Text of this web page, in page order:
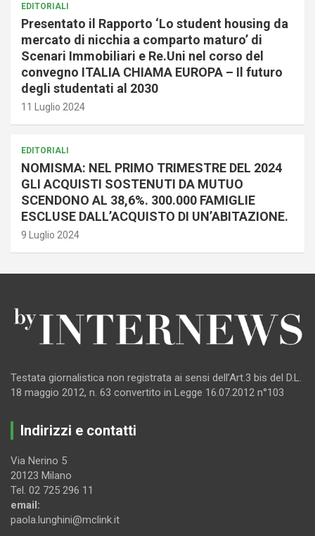
EDITORIALI
Presentato il Rapporto ‘Lo student housing da
mercato di nicchia a comparto maturo’ di
Scenari Immobiliari e Re.Uni nel corso del
convegno ITALIA CHIAMA EUROPA – Il futuro
degli studentati al 2030
11 Luglio 2024
EDITORIALI
NOMISMA: NEL PRIMO TRIMESTRE DEL 2024
GLI ACQUISTI SOSTENUTI DA MUTUO
SCENDONO AL 38,6%. 300.000 FAMIGLIE
ESCLUSE DALL’ACQUISTO DI UN’ABITAZIONE.
9 Luglio 2024
Testata giornalistica non registrata ai sensi dell’Art.3 bis del D.L.
18 maggio 2012, n. 63 convertito in Legge 16.07.2012 n°103
Indirizzi e contatti
Via Nerino 5
20123 Milano
Tel. 02 725 296 11
email:
paola.lunghini@mclink.it